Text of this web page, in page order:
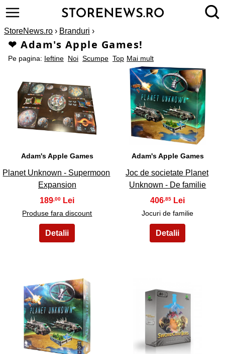
StoreNews.ro › Branduri ›
❤ Adam's Apple Games!
Mai mult
Pe pagina: Ieftine Noi Scumpe Top
1
Adam's Apple Games
Planet Unknown - Supermoon
Expansion
189,00
Produse fara discount
2
Adam's Apple Games
Joc de societate Planet
Unknown - De familie
406,85
Jocuri de familie
3 4